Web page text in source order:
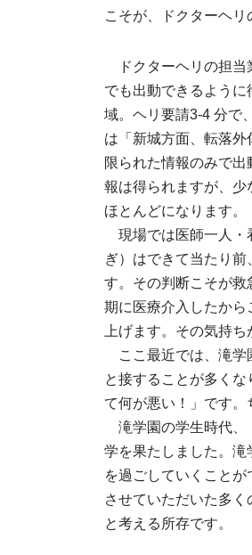
こそが、ドクターヘリ
ドクターヘリの担当
でも出動できるよう
域。ヘリ要請3-4 分で
は「新城方面、転落
限られた情報のみで
報は得られますが、
ほとんどになります。
現場では医師一人・
ぎ）はできて当たり
す。その判断こそが
期に医療介入したか
上げます。その気持
ここ最近では、滝学
と接することが多く
て何が悪い！」です。
滝学園の学生時代、
学を果たしました。滝
を過ごしていくこと
させていただいた多
と考える所存です。